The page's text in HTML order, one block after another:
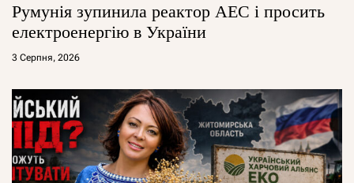
Румунія зупинила реактор АЕС і просить
електроенергію в України
3 Серпня, 2026